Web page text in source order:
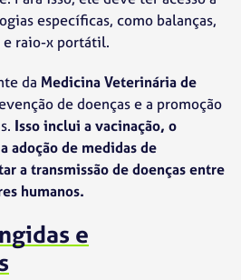
específicas, como balanças,
e raio-x portátil.
da Medicina Veterinária de
de doenças e a promoção
Isso inclui a vacinação, o
adoção de medidas de
a transmissão de doenças entre
humanos.
e